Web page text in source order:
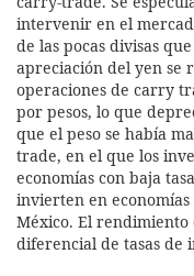
intervenir en el
de las pocas divisas
apreciación del yen se
operaciones de carry
por pesos, lo que
que el peso se había
trade, en el que los
economías con baja
invierten en economías
México. El
diferencial de tasas de